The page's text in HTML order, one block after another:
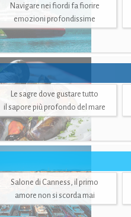
Navigare nei fiordi fa fiorire
emozioni profondissime
Le sagre dove gustare tutto
il sapore più profondo del mare
Salone di Canness, il primo
amore non si scorda mai